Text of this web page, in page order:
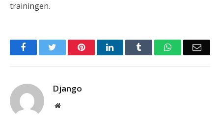
trainingen.
FacebookTwitter PinterestLinkedIn Tumblr WhatsApp
Django
Website